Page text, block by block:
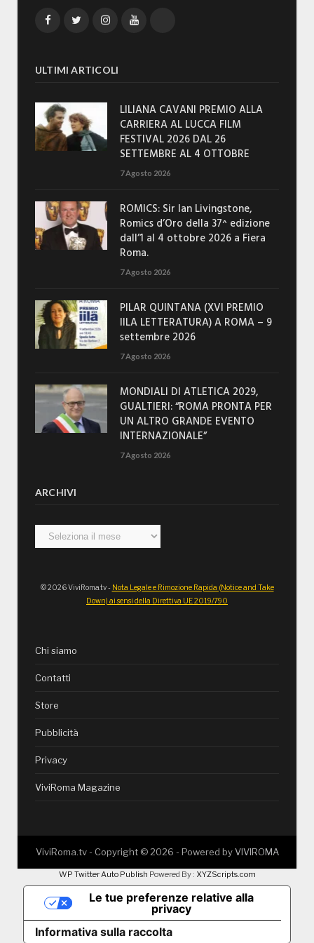
FacebookTwitterInstagramYouTube
ULTIMI ARTICOLI
LILIANA CAVANI PREMIO ALLA
CARRIERA AL LUCCA FILM
FESTIVAL 2026 DAL 26
SETTEMBRE AL 4 OTTOBRE
7 Agosto 2026
ROMICS: Sir Ian Livingstone,
Romics d’Oro della 37^ edizione
dall’1 al 4 ottobre 2026 a Fiera
Roma.
7 Agosto 2026
PILAR QUINTANA (XVI PREMIO
IILA LETTERATURA) A ROMA – 9
settembre 2026
7 Agosto 2026
MONDIALI DI ATLETICA 2029,
GUALTIERI: “ROMA PRONTA PER
UN ALTRO GRANDE EVENTO
INTERNAZIONALE”
7 Agosto 2026
ARCHIVI
Archivi
© 2026 ViviRoma.tv - Nota Legale e Rimozione Rapida (Notice and Take
Down) ai sensi della Direttiva UE 2019/790
Chi siamo
Contatti
Store
Pubblicità
Privacy
ViviRoma Magazine
ViviRoma.tv - Copyright ©2026 - Powered byVIVIROMA
WP Twitter Auto Publish Powered By : XYZScripts.com
Informativa sulla raccolta
Le tue preferenze relative alla
privacy